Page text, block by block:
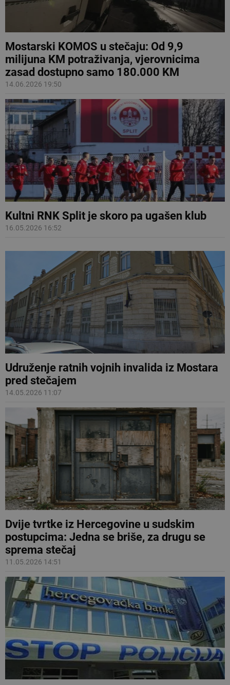
Mostarski KOMOS u stečaju: Od 9,9
milijuna KM potraživanja, vjerovnicima
zasad dostupno samo 180.000 KM
14.06.2026 19:50
Kultni RNK Split je skoro pa ugašen klub
16.05.2026 16:52
Udruženje ratnih vojnih invalida iz Mostara
pred stečajem
14.05.2026 11:07
Dvije tvrtke iz Hercegovine u sudskim
postupcima: Jedna se briše, za drugu se
sprema stečaj
11.05.2026 14:51